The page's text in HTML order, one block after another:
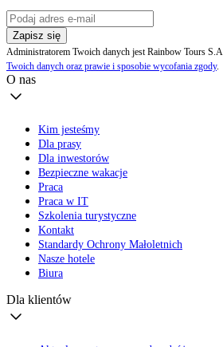
Zapisz się
Administratorem Twoich danych jest Rainbow Tours S.A.
Twoich danych oraz prawie i sposobie wycofania zgody.
O nas
Kim jesteśmy
Dla prasy
Dla inwestorów
Bezpieczne wakacje
Praca
Praca w IT
Szkolenia turystyczne
Kontakt
Standardy Ochrony Małoletnich
Nasze hotele
Biura
Dla klientów